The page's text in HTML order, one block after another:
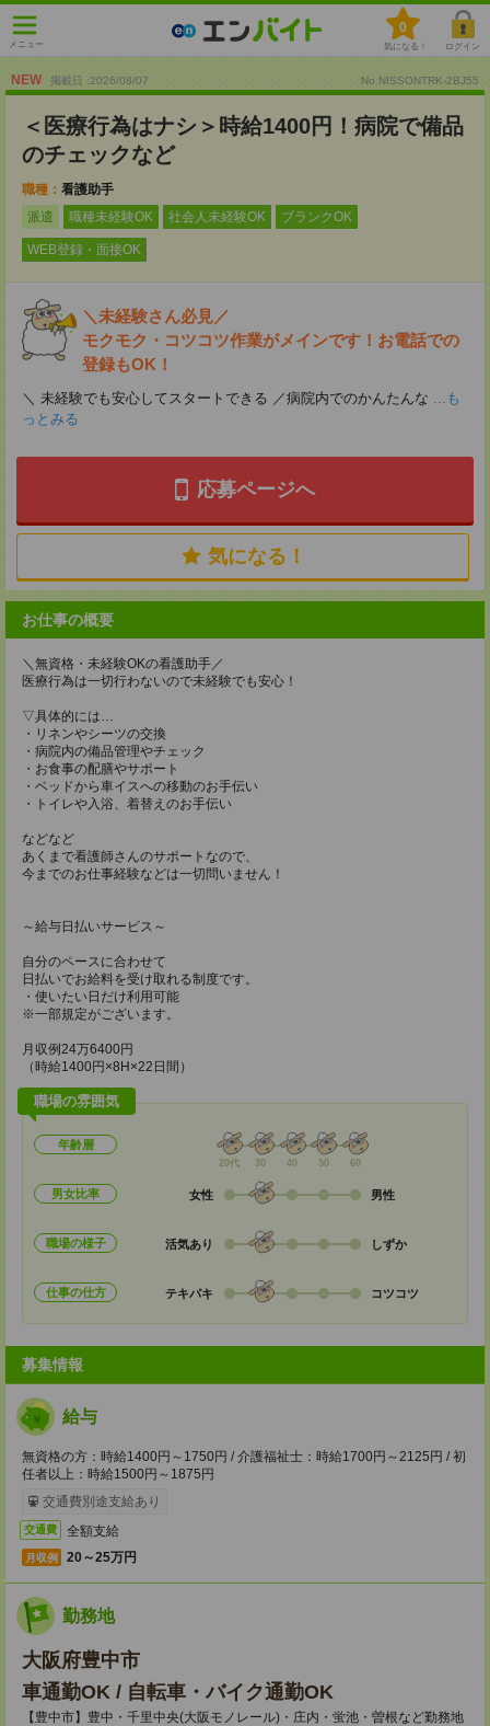
メニュー
0
気になる！ ログイン
NEW 掲載日 :2026/08/07 No.NISSONTRK-2BJ55
＜医療行為はナシ＞時給1400円！病院で備品
のチェックなど
職種： 看護助手
派遣
職種未経験OK 社会人未経験OK ブランクOK
WEB登録・面接OK
＼未経験さん必見／
モクモク・コツコツ作業がメインです！お電話での
登録もOK！
＼ 未経験でも安心してスタートできる ／病院内でのかんたんな ...も
っとみる
応募ページへ
気になる！
お仕事の概要
＼無資格・未経験OKの看護助手／
医療行為は一切行わないので未経験でも安心！
▽具体的には…
・リネンやシーツの交換
・病院内の備品管理やチェック
・お食事の配膳やサポート
・ベッドから車イスへの移動のお手伝い
・トイレや入浴、着替えのお手伝い
などなど
あくまで看護師さんのサポートなので、
今までのお仕事経験などは一切問いません！
～給与日払いサービス～
自分のペースに合わせて
日払いでお給料を受け取れる制度です。
・使いたい日だけ利用可能
※一部規定がございます。
月収例24万6400円
（時給1400円×8H×22日間）
職場の雰囲気
年齢層
20代 30 40 50 60
男女比率 女性 男性
職場の様子 活気あり しずか
仕事の仕方 テキパキ コツコツ
募集情報
給与
無資格の方：時給1400円～1750円 / 介護福祉士：時給1700円～2125円 / 初
任者以上：時給1500円～1875円
交通費別途支給あり
交通費 全額支給
月収例 20～25万円
勤務地
大阪府豊中市
車通勤OK / 自転車・バイク通勤OK
【豊中市】豊中・千里中央(大阪モノレール)・庄内・蛍池・曽根など勤務地